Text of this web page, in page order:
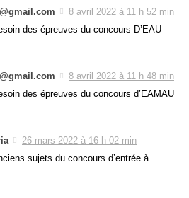
8 avril 2022 à 11 h 52 min
des épreuves du concours D’EAU
8 avril 2022 à 11 h 48 min
des épreuves du concours d’EAMAU
26 mars 2022 à 16 h 02 min
sujets du concours d’entrée à